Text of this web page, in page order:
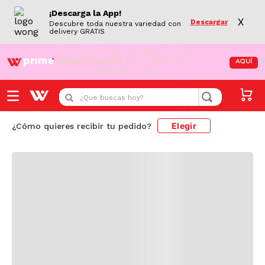
¡Descarga la App!
Descubre toda nuestra variedad con
delivery GRATIS
Descargar X
¡Aún no eres Wong Prime! Aprovecha el
DESPACHO GRATIS en tus compras de
supermercado desde S/79.90
AQUÍ
¿Que buscas hoy?
¿Cómo quieres recibir tu pedido? Elegir
Cargando comentarios...